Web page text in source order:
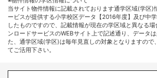
当サイト物件情報に記載されております通学区域(学区
ービスが提供する小学校区データ【2016年度】及び中
したものですので、記載情報が現在の学区域と異なる
ンロードサービスのWEBサイト上で記述通り、データ
た、通学区域(学区)は毎年見直しの対象となりますので
てご活用下さい。